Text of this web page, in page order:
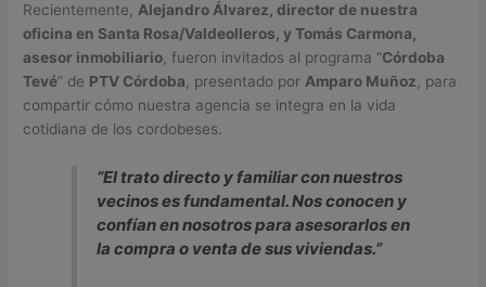
Recientemente,Alejandro Álvarez, director de nuestra
oficina en Santa Rosa/Valdeolleros, y Tomás Carmona,
asesor inmobiliario, fueron invitados al programa “Córdoba
Tevé” de PTV Córdoba, presentado porAmparo Muñoz, para
compartir cómo nuestra agencia se integra en la vida
cotidiana de los cordobeses.
“El trato directo y familiar con nuestros
vecinos es fundamental. Nos conocen y
confían en nosotros para asesorarlos en
la compra o venta de sus viviendas.”